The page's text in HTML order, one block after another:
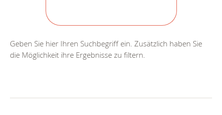
Geben Sie hier Ihren Suchbegriff ein. Zusätzlich haben Sie
die Möglichkeit ihre Ergebnisse zu filtern.